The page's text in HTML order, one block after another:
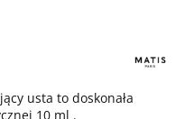
usta to doskonała
10 ml .